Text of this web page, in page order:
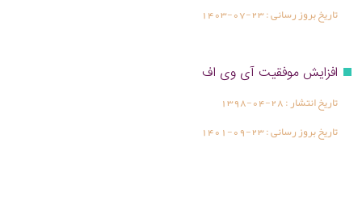
تاریخ بروز رسانی :1403-07-23
افزایش موفقیت آی وی اف
تاریخ انتشار :1398-04-28
تاریخ بروز رسانی :1401-09-23